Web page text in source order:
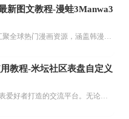
新图文教程-漫蛙3Manwa3
漫蛙MANWA3，汇聚全球热门漫画资源，涵盖韩漫、欧美漫画、国漫等多种类型，题材丰富多样，全方位满足用户阅读喜好。它不仅是阅读平台，更是创作平台，为广大用户打造零门槛创作环境。...
教程-米坛社区表盘自定义
米坛社区是专为钟表爱好者打造的交流平台。无论你是初涉钟表领域的普通爱好者，还是拥有多年收藏经验的资深玩家，都能在此找到属于自己的天地。 无需注册，就能轻松参与其中。通过专业的讨论论坛与丰富的交互功能，你可与世界各地的钟表爱好者畅快交流。若你钟情于钟表，米坛社区无疑是值得一试的理想之选。在这里，你能获取最新的手表资讯，交流见解，提升鉴赏品味，让每一块手表都成为收藏故事中重要的一部分。感兴趣的朋友，不要错过下载机会。...